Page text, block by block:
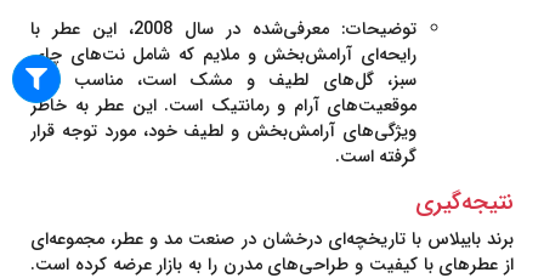
توضیحات
: معرفی‌شده در سال 2008، این عطر با
رایحه‌ای آرامش‌بخش و ملایم که شامل نت‌های چای
سبز، گل‌های لطیف و مشک است، مناسب برای
موقعیت‌های آرام و رمانتیک است. این عطر به خاطر
ویژگی‌های آرامش‌بخش و لطیف خود، مورد توجه قرار
گرفته است.
نتیجه‌گیری
برند بایبلاس با تاریخچه‌ای درخشان در صنعت مد و عطر، مجموعه‌ای
از عطرهای با کیفیت و طراحی‌های مدرن را به بازار عرضه کرده است.